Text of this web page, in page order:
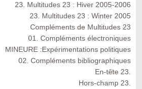
23. Multitudes 23 : Hiver 2005-2006
23. Multitudes 23 : Winter 2005
Compléments de Multitudes 23
01. Compléments électroniques
MINEURE :Expérimentations politiques
02. Compléments bibliographiques
En-tête 23.
Hors-champ 23.